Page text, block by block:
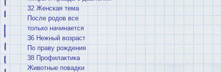
32 Женская тема
После родов все
только начинается
36 Нежный возраст
По праву рождения
38 Профилактика
Животные повадки